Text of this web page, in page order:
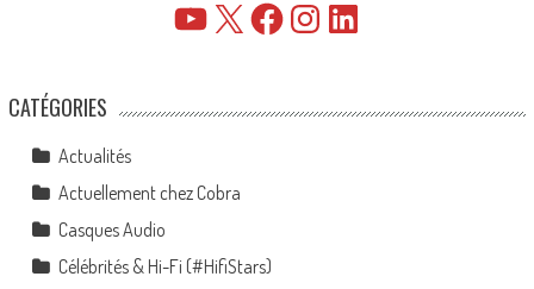
YouTube FacebookInstagramLinkedIn
CATÉGORIES
Actualités
Actuellement chez Cobra
Casques Audio
Célébrités & Hi-Fi (#HifiStars)